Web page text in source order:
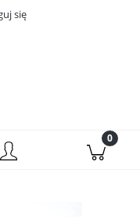
się